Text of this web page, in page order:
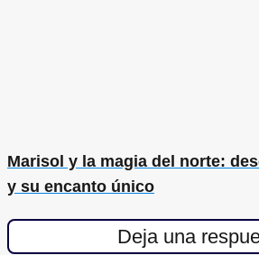
Marisol y la magia del norte:
y su encanto único
Deja una